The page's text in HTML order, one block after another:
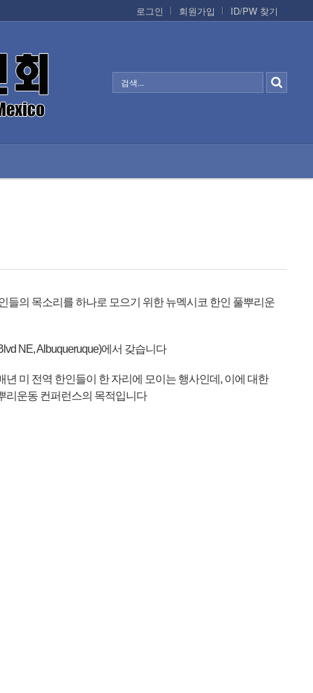
로그인
회원가입 ID/PW 찾기
의 목소리를 하나로 모으기 위한 뉴멕시코 한인 풀뿌리운
NE, Albuqueruque)에서 갖습니다
미 전역 한인들이 한 자리에 모이는 행사인데, 이에 대한
리운동 컨퍼런스의 목적입니다